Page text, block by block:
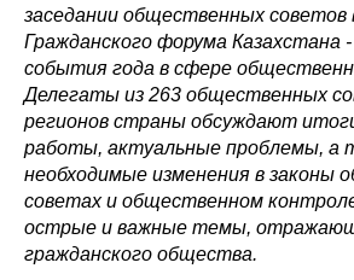
заседании общественных советов
Гражданского форума Казахстана
события года в сфере
Делегаты из 263 общественных
регионов страны обсуждают
работы, актуальные проблемы, а
необходимые изменения в законы
советах и общественном
острые и важные темы,
гражданского общества.